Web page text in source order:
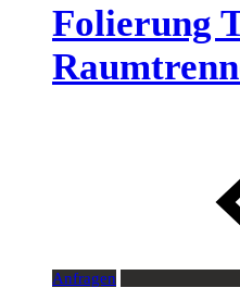
Folierung
Anfragen